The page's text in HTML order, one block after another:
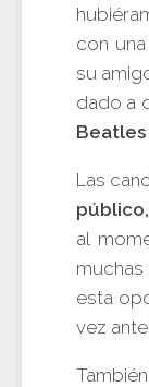
con
su
dado a
Beatles
Las
público,
al
esta
vez